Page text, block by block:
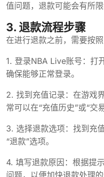
值问题，退款可能会有所限
3. 退款流程步骤
在进行退款之前，需要按照
1. 登录NBA Live账号：打
确保能够正常登录。
2. 找到充值记录：在游戏
常可以在“充值历史”或“交
3. 选择退款选项：找到充
“退款”选项。
4. 填写退款原因：根据提
问题，以便加快退款处理的